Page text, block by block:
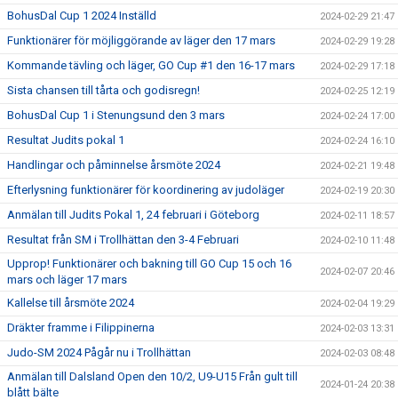
BohusDal Cup 1 2024 Inställd 2024-02-29 21:47
Funktionärer för möjliggörande av läger den 17 mars 2024-02-29 19:28
Kommande tävling och läger, GO Cup #1 den 16-17 mars 2024-02-29 17:18
Sista chansen till tårta och godisregn! 2024-02-25 12:19
BohusDal Cup 1 i Stenungsund den 3 mars 2024-02-24 17:00
Resultat Judits pokal 1 2024-02-24 16:10
Handlingar och påminnelse årsmöte 2024 2024-02-21 19:48
Efterlysning funktionärer för koordinering av judoläger 2024-02-19 20:30
Anmälan till Judits Pokal 1, 24 februari i Göteborg 2024-02-11 18:57
Resultat från SM i Trollhättan den 3-4 Februari 2024-02-10 11:48
Upprop! Funktionärer och bakning till GO Cup 15 och 16
mars och läger 17 mars
2024-02-07 20:46
Kallelse till årsmöte 2024 2024-02-04 19:29
Dräkter framme i Filippinerna 2024-02-03 13:31
Judo-SM 2024 Pågår nu i Trollhättan 2024-02-03 08:48
Anmälan till Dalsland Open den 10/2, U9-U15 Från gult till
blått bälte
2024-01-24 20:38